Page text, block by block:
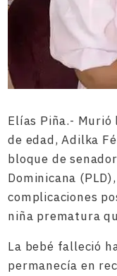
Elías Piña.- Murió
de edad, Adilka
bloque de
Dominicana
complicaciones
niña prematura
La bebé falleció
permanecía en